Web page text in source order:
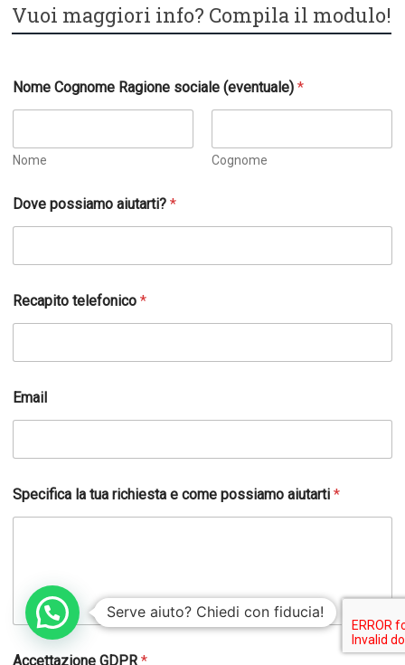
Vuoi maggiori info? Compila il modulo!
Nome Cognome Ragione sociale (eventuale)*
Nome Cognome
o
s
m
o
N
m
p
m
o
Dove possiamo aiutarti?*
Recapito telefonico*
Email
Specifica la tua richiesta e come possiamo aiutarti*
Accettazione GDPR*
Serve aiuto? Chiedi con fiducia!